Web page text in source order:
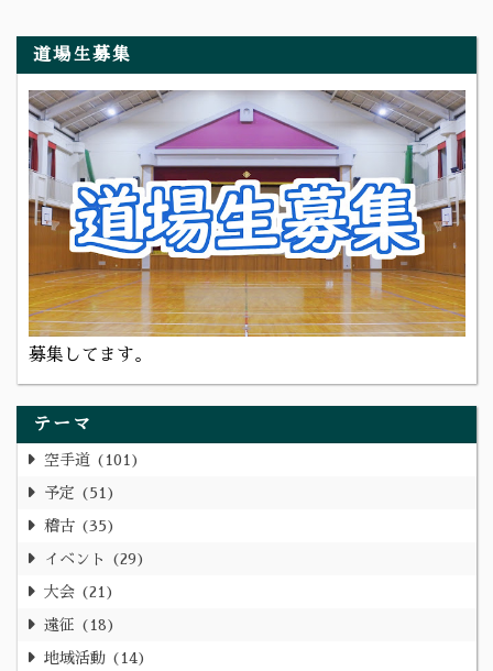
道場生募集
募集してます。
テーマ
空手道 101
予定 51
稽古 35
イベント 29
大会 21
遠征 18
地域活動 14